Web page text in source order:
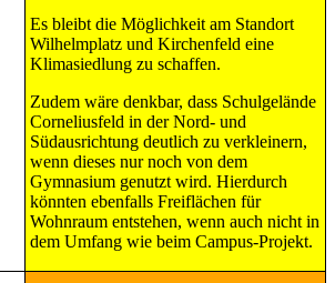
Es bleibt die Möglichkeit am Standort
Wilhelmplatz und Kirchenfeld eine
Klimasiedlung zu schaffen.
Zudem wäre denkbar, dass Schulgelände
Corneliusfeld in der Nord- und
Südausrichtung deutlich zu verkleinern,
wenn dieses nur noch von dem
Gymnasium genutzt wird. Hierdurch
könnten ebenfalls Freiflächen für
Wohnraum entstehen, wenn auch nicht in
dem Umfang wie beim Campus-Projekt.